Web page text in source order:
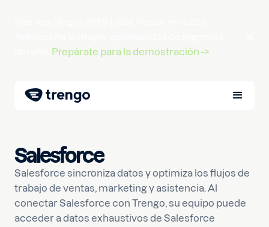
Prepárate para la demostración ->
Salesforce
Salesforce sincroniza datos y optimiza los flujos de
trabajo de ventas, marketing y asistencia. Al
conectar Salesforce con Trengo, su equipo puede
acceder a datos exhaustivos de Salesforce